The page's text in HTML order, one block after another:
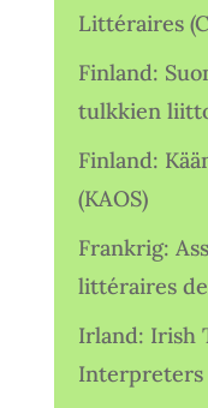
Littéraires
Finland:
tulkkien
Finland:
(KAOS)
Frankrig:
littéraires
Irland: Irish
Interpreters